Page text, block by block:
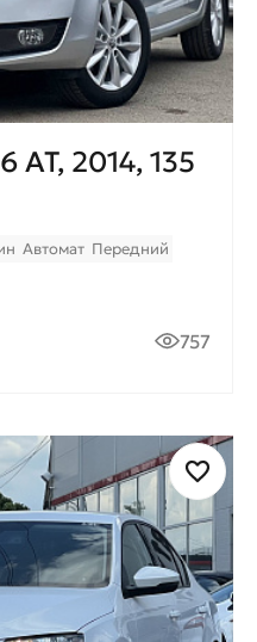
AT, 2014, 135
Автомат Передний
757